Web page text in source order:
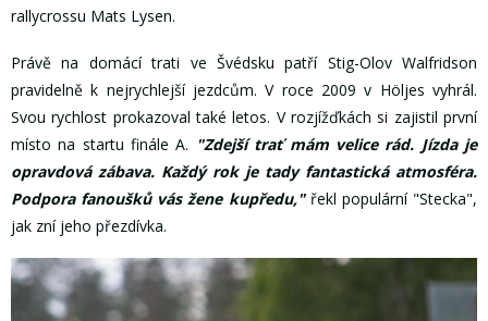
rallycrossu Mats Lysen.
Právě na domácí trati ve Švédsku patří Stig-Olov Walfridson
pravidelně k nejrychlejší jezdcům. V roce 2009 v Höljes vyhrál.
Svou rychlost prokazoval také letos. V rozjížďkách si zajistil první
místo na startu finále A. "Zdejší trať mám velice rád. Jízda je
opravdová zábava. Každý rok je tady fantastická atmosféra.
Podpora fanoušků vás žene kupředu,"řekl populární "Stecka",
jak zní jeho přezdívka.